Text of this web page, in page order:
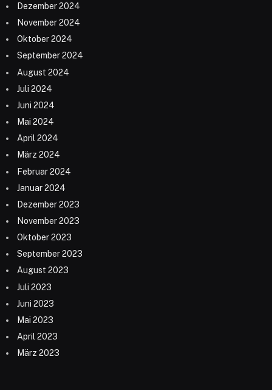
Dezember 2024
November 2024
Oktober 2024
September 2024
August 2024
Juli 2024
Juni 2024
Mai 2024
April 2024
März 2024
Februar 2024
Januar 2024
Dezember 2023
November 2023
Oktober 2023
September 2023
August 2023
Juli 2023
Juni 2023
Mai 2023
April 2023
März 2023